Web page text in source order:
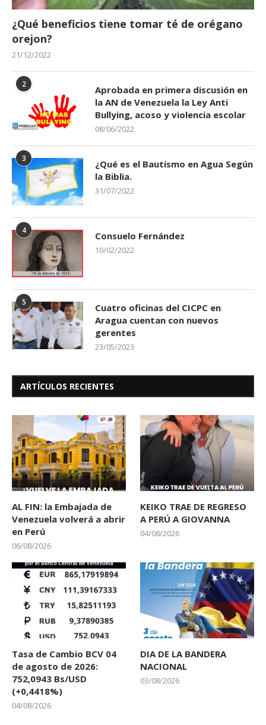
¿Qué beneficios tiene tomar té de orégano
orejon?
21/12/2022
2
Aprobada en primera discusión en
la AN de Venezuela la Ley Anti
Bullying, acoso y violencia escolar
08/06/2022
3
¿Qué es el Bautismo en Agua Según
la Biblia.
31/07/2022
4 Consuelo Fernández
10/02/2022
5
Cuatro oficinas del CICPC en
Aragua cuentan con nuevos
gerentes
23/05/2023
ARTÍCULOS RECIENTES
AL FIN: la Embajada de
Venezuela volverá a abrir
en Perú
06/08/2026
KEIKO TRAE DE REGRESO
A PERÚ A GIOVANNA
04/08/2026
Tasa de Cambio BCV 04
de agosto de 2026:
752,0943 Bs/USD
(+0,4418%)
04/08/2026
DIA DE LA BANDERA
NACIONAL
03/08/2026